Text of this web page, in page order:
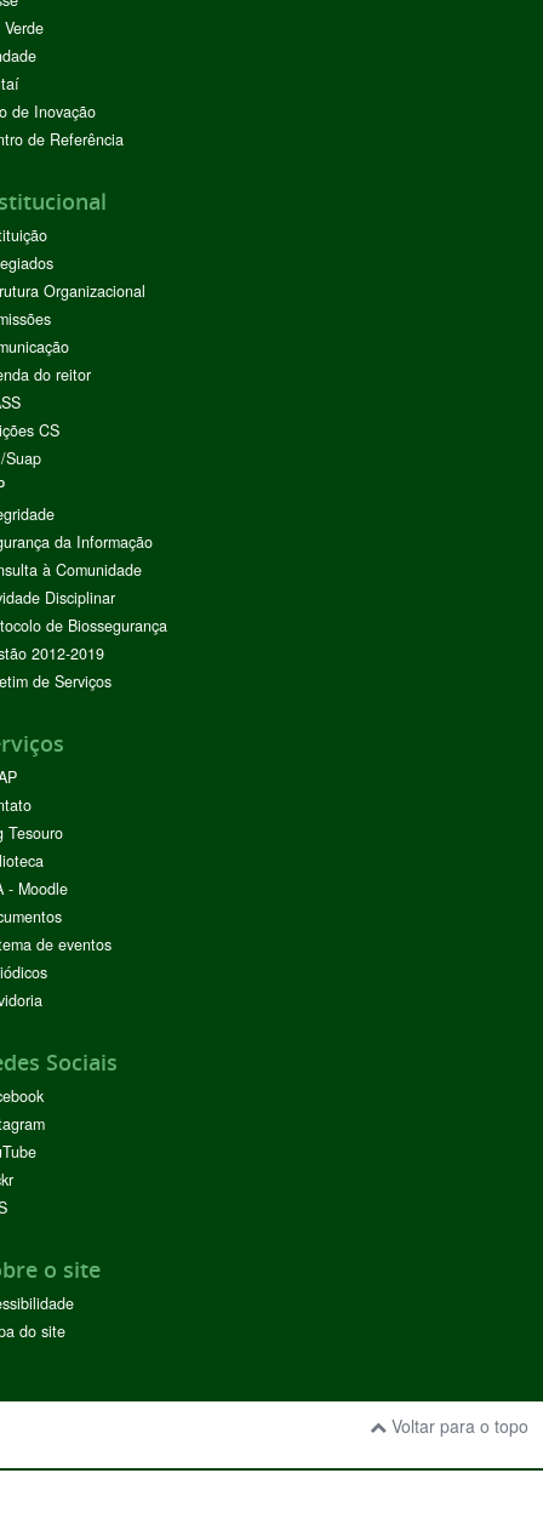
de Inovação
de Referência
Organizacional
do reitor
CS
Suap
da Informação
à Comunidade
Disciplinar
de Biossegurança
2012-2019
de Serviços
Tesouro
- Moodle
de eventos
Sociais
o site
do site
Voltar para o topo